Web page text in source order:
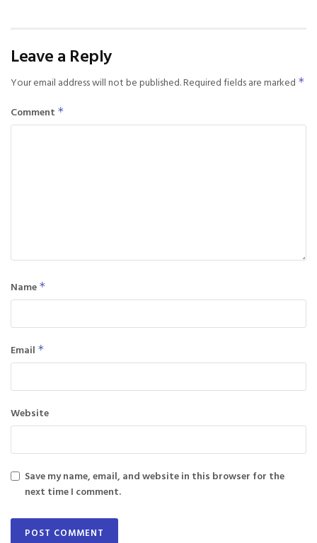
Leave a Reply
Your email address will not be published.Required fields are marked *
Comment *
Name *
Email *
Website
Save my name, email, and website in this browser for the
next time I comment.